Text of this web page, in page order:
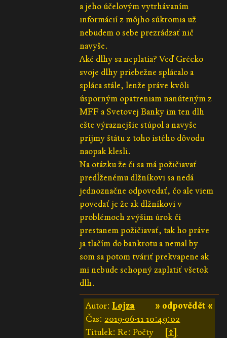
a jeho účelovým vytrhávaním
informácií z môjho súkromia už
nebudem o sebe prezrádzať nič
navyše.
Aké dlhy sa neplatia? Veď Grécko
svoje dlhy priebežne splácalo a
spláca stále, lenže práve kvôli
úsporným opatreniam nanúteným z
MFF a Svetovej Banky im ten dlh
ešte výraznejšie stúpol a navyše
príjmy štátu z toho istého dôvodu
naopak klesli.
Na otázku že či sa má požičiavať
predĺženému dlžníkovi sa nedá
jednoznačne odpovedať, čo ale viem
povedať je že ak dlžníkovi v
problémoch zvýšim úrok či
prestanem požičiavať, tak ho práve
ja tlačím do bankrotu a nemal by
som sa potom tváriť prekvapene ak
mi nebude schopný zaplatiť všetok
dlh.
» odpovědět «
Autor:Lojza
Čas: 2019-06-11 10:49:02
Titulek: Re: Počty
[↑]